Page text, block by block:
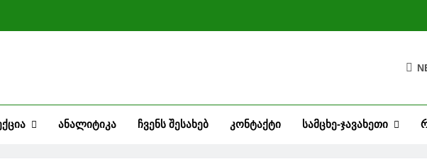
ᲐᲜᲐᲚᲘᲢᲘᲙᲐ ᲩᲕᲔᲜᲡ ᲨᲔᲡᲐᲮᲔᲑ ᲙᲝᲜᲢᲐᲥᲢᲘ ᲡᲐᲛᲪᲮᲔ-ᲯᲐᲕᲐᲮᲔᲗᲘ